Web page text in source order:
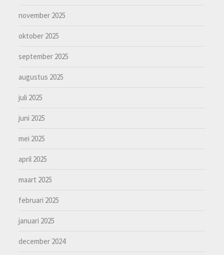
november 2025
oktober 2025
september 2025
augustus 2025
juli 2025
juni 2025
mei 2025
april 2025
maart 2025
februari 2025
januari 2025
december 2024